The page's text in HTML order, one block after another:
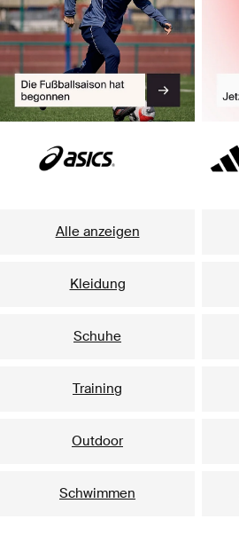
Alle anzeigen
Kleidung
Schuhe
Training
Outdoor
Schwimmen